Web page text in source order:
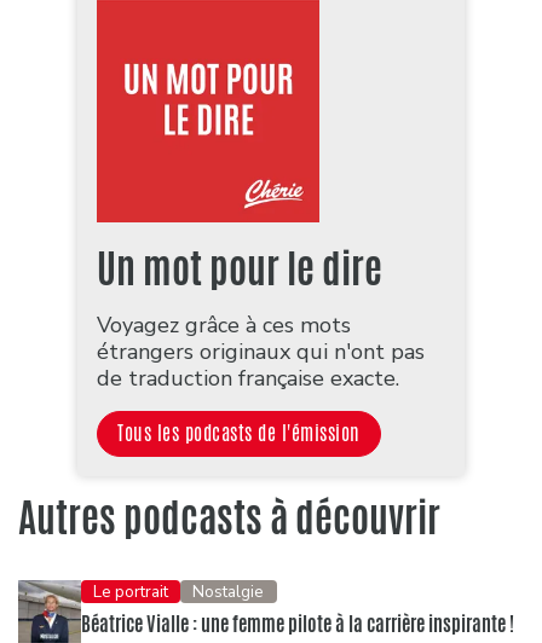
Un mot pour le dire
Voyagez grâce à ces mots
étrangers originaux qui n'ont pas
de traduction française exacte.
Tous les podcasts de l'émission
Autres podcasts à découvrir
Le portrait Nostalgie
Béatrice Vialle : une femme pilote à la carrière inspirante !